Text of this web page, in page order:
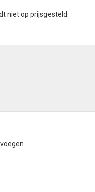
niet op prijsgesteld.